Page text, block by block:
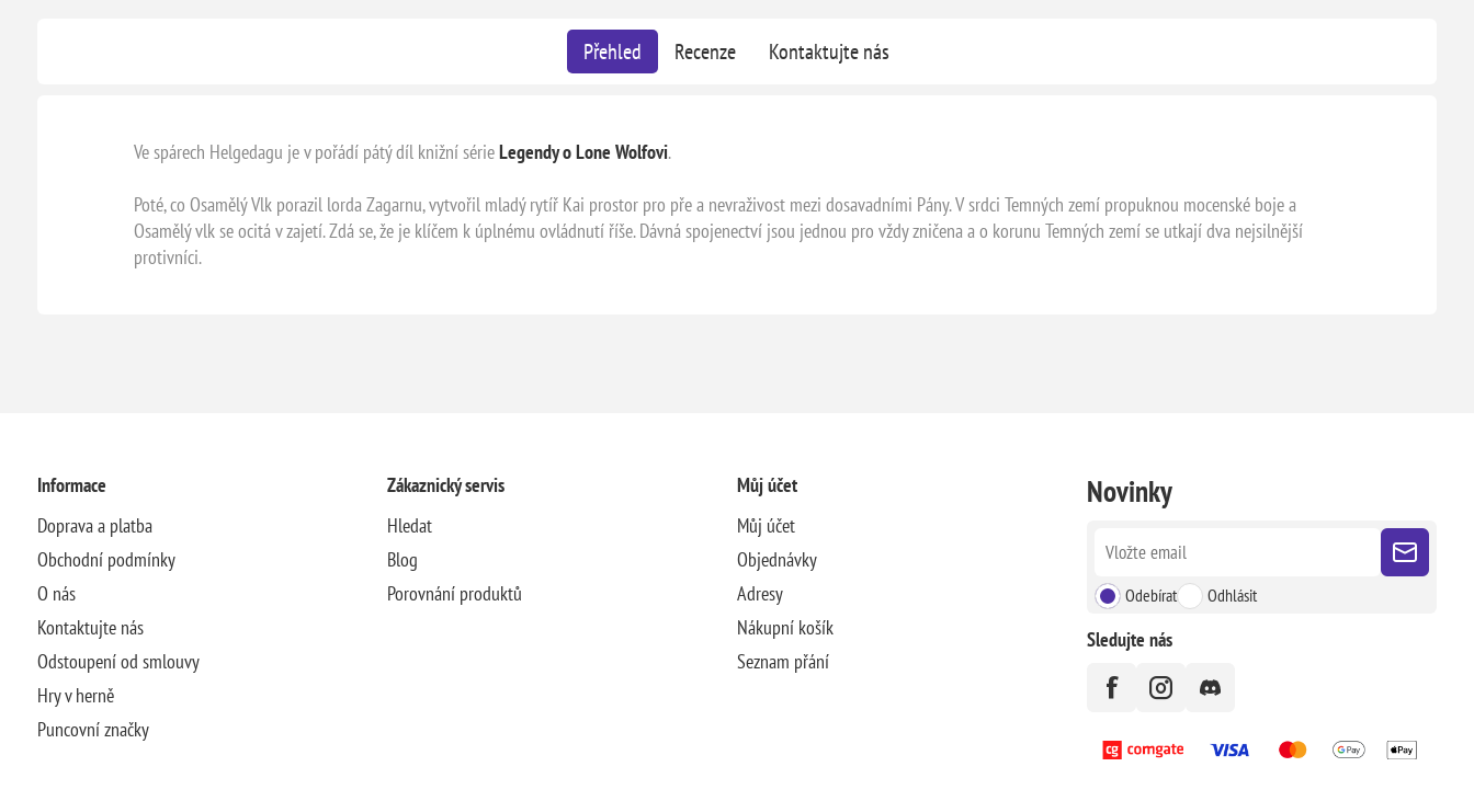
Přehled Recenze Kontaktujte nás
Ve spárech Helgedagu je v pořádí pátý díl knižní sérieLegendy o Lone Wolfovi.
Poté, co Osamělý Vlk porazil lorda Zagarnu, vytvořil mladý rytíř Kai prostor pro pře a nevraživost mezi dosavadními Pány. V srdci Temných zemí propuknou mocenské boje a
Osamělý vlk se ocitá v zajetí. Zdá se, že je klíčem k úplnému ovládnutí říše. Dávná spojenectví jsou jednou pro vždy zničena a o korunu Temných zemí se utkají dva nejsilnější
protivníci.
Informace
Doprava a platba
Obchodní podmínky
O nás
Kontaktujte nás
Odstoupení od smlouvy
Hry v herně
Puncovní značky
Zákaznický servis
Hledat
Blog
Porovnání produktů
Můj účet
Můj účet
Objednávky
Adresy
Nákupní košík
Seznam přání
Novinky
Odebírat Odhlásit
Sledujte nás